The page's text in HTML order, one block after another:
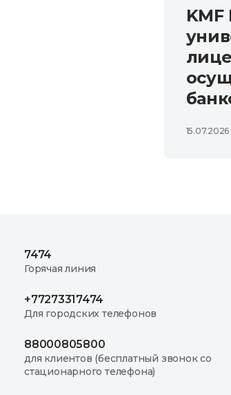
15.07.2026
7474
Горячая линия
+77273317474
Для городских телефонов
88000805800
для клиентов (бесплатный звонок со
стационарного телефона)